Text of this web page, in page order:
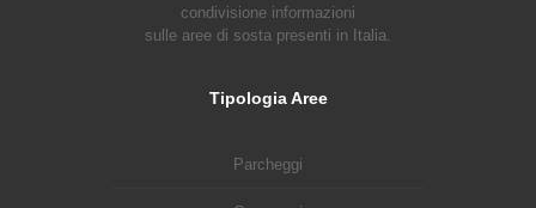
condivisione informazioni
sulle aree di sosta presenti in Italia.
Tipologia Aree
Parcheggi